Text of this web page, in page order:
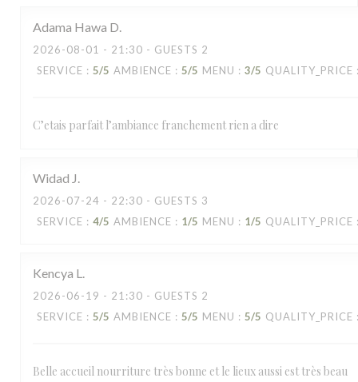
Adama Hawa D
2026-08-01 - 21:30 - GUESTS 2
SERVICE : 5/5 AMBIENCE : 5/5 MENU : 3/5 QUALITY_PRICE
C’etais parfait l’ambiance franchement rien a dire
Widad J
2026-07-24 - 22:30 - GUESTS 3
SERVICE : 4/5 AMBIENCE : 1/5 MENU : 1/5 QUALITY_PRICE
Kencya L
2026-06-19 - 21:30 - GUESTS 2
SERVICE : 5/5 AMBIENCE : 5/5 MENU : 5/5 QUALITY_PRICE
Belle accueil nourriture très bonne et le lieux aussi est très beau